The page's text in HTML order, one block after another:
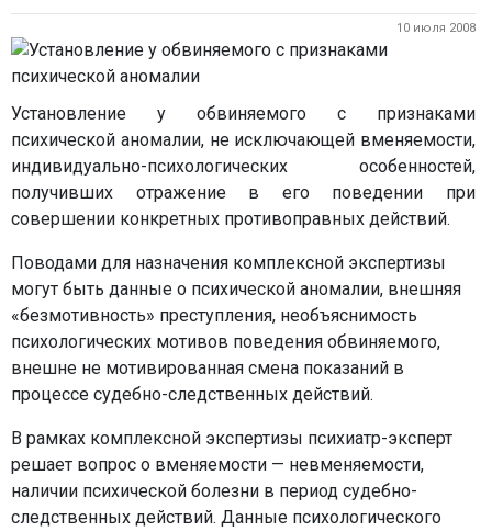
10 июля 2008
Установление у обвиняемого с признаками
психической аномалии, не исключающей вменяемости,
индивидуально-психологических особенностей,
получивших отражение в его поведении при
совершении конкретных противоправных действий.
Поводами для назначения комплексной экспертизы
могут быть данные о психической аномалии, внешняя
«безмотивность» преступления, необъяснимость
психологических мотивов поведения обвиняемого,
внешне не мотивированная смена показаний в
процессе судебно-следственных действий.
В рамках комплексной экспертизы психиатр-эксперт
решает вопрос о вменяемости — невменяемости,
наличии психической болезни в период судебно-
следственных действий. Данные психологического